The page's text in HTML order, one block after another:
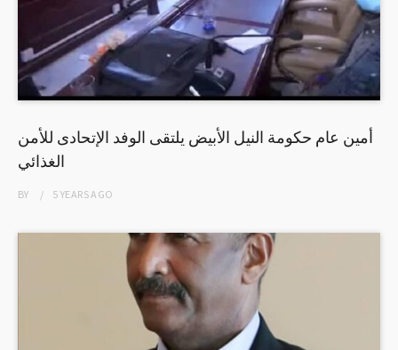
أمين عام حكومة النيل الأبيض يلتقى الوفد الإتحادى للأمن
الغذائي
BY 5 YEARSAGO